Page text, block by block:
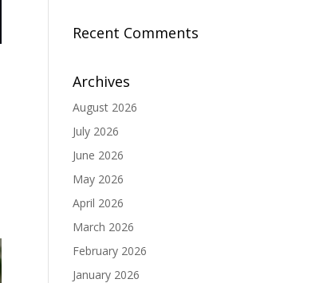
Recent Comments
Archives
August 2026
July 2026
June 2026
May 2026
April 2026
March 2026
February 2026
January 2026